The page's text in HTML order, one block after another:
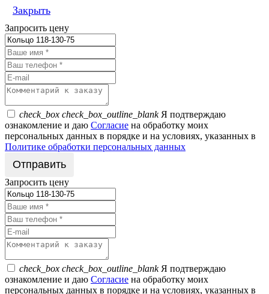
Закрыть
Запросить цену
check_box check_box_outline_blankЯ подтверждаю
ознакомление и даю Согласие на обработку моих
персональных данных в порядке и на условиях, указанных в
Политике обработки персональных данных
Запросить цену
check_box check_box_outline_blankЯ подтверждаю
ознакомление и даю Согласие на обработку моих
персональных данных в порядке и на условиях, указанных в